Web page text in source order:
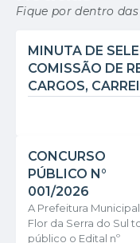
Fique por dentro
MINUTA DE
COMISSÃO DE
CARGOS,
CONCURSO
PÚBLICO N°
001/2026
A Prefeitura
Flor da Serra do Sul
público o Edital nº